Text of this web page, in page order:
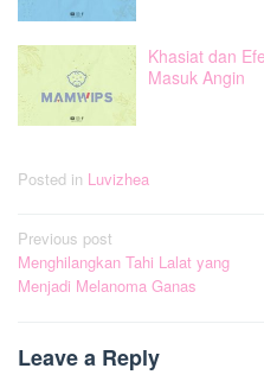
Khasiat dan
Masuk Angin
Posted in Luvizhea
Post
navigation
Previous post
Menghilangkan Tahi Lalat yang
Menjadi Melanoma Ganas
Leave a Reply